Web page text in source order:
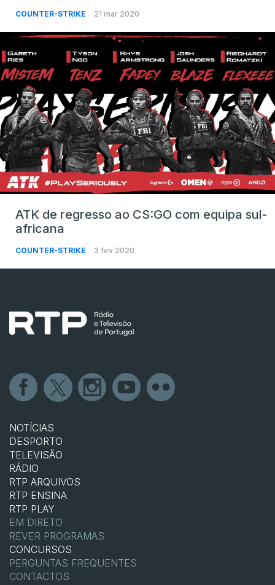
COUNTER-STRIKE 21 mar 2020
ATK de regresso ao CS:GO com equipa sul-
africana
COUNTER-STRIKE 3 fev 2020
NOTÍCIAS
DESPORTO
TELEVISÃO
RÁDIO
RTP ARQUIVOS
RTP ENSINA
RTP PLAY
EM DIRETO
REVER PROGRAMAS
CONCURSOS
PERGUNTAS FREQUENTES
CONTACTOS